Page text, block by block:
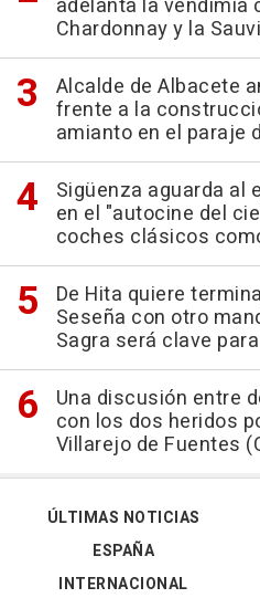
adelanta la vendimia
Chardonnay y la
Alcalde de Albacete
frente a la
amianto en el paraje
Sigüenza aguarda al
en el "autocine del
coches clásicos
De Hita quiere
Seseña con otro
Sagra será clave
Una discusión entre
con los dos heridos
Villarejo de Fuentes
ÚLTIMAS NOTICIAS
ESPAÑA
INTERNACIONAL